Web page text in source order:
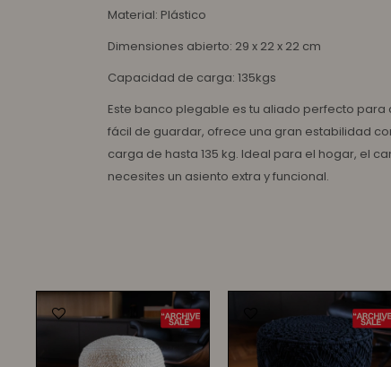
Material: Plástico
Dimensiones abierto: 29 x 22 x 22 cm
Capacidad de carga: 135kgs
Este banco plegable es tu aliado perfecto
fácil de guardar, ofrece una gran estabilidad
carga de hasta 135 kg. Ideal para el hogar, el
necesites un asiento extra y funcional.